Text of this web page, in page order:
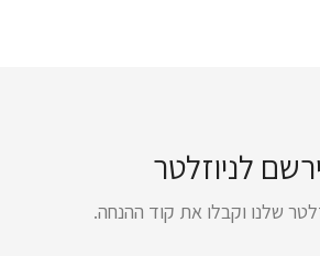
לניוזלטר
שלנו וקבלו את קוד ההנחה.